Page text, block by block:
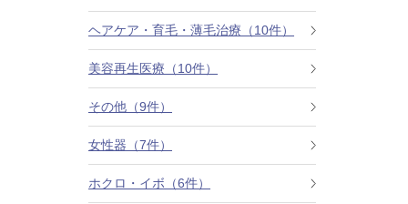
人中短縮ボトックス
クレヴィエル注入
ダーマペン4
ケアシス
ACRS療法（自己血サイトカインリッチ注入
ヘアケア・育毛・薄毛治療（10件）
美容再生医療（10件）
その他（9件）
女性器（7件）
ホクロ・イボ（6件）